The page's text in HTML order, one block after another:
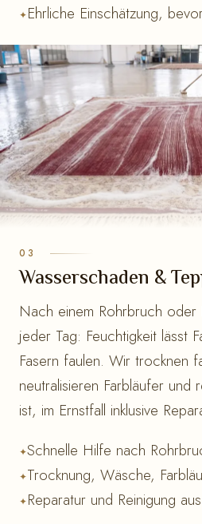
Ehrliche Einschätzung,
Wasserschaden &
Nach einem Rohrbruch
jeder Tag: Feuchtigkeit lässt
Fasern faulen. Wir trocknen
neutralisieren Farbläufer und
ist, im Ernstfall inklusive
Schnelle Hilfe nach
Trocknung, Wäsche,
Reparatur und Reinigung